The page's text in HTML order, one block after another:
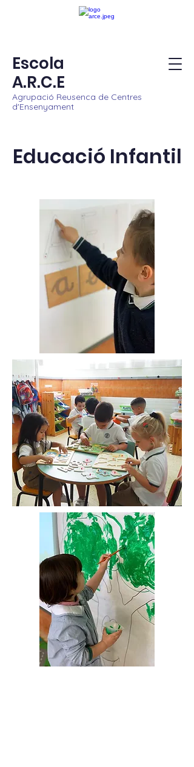
Escola
A.R.C.E
Agrupació Reusenca de Centres
d'Ensenyament
Educació Infantil